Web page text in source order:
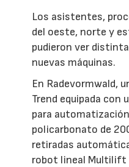
Los asistentes,
del oeste, norte y
pudieron ver
nuevas máquinas.
En Radevormwald,
Trend equipada con
para
policarbonato de
retiradas
robot lineal Multilift